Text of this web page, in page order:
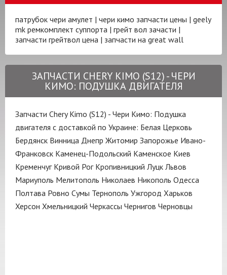
патрубок чери амулет | чери кимо запчасти цены | geely
mk ремкомплект суппорта | грейт вол зачасти |
запчасти грейтвол цена | запчасти на great wall
ЗАПЧАСТИ CHERY KIMO (S12) - ЧЕРИ
КИМО: ПОДУШКА ДВИГАТЕЛЯ
Запчасти Chery Kimo (S12) - Чери Кимо: Подушка
двигателя с доставкой по Украине: Белая Церковь
Бердянск Винница Днепр Житомир Запорожье Ивано-
Франковск Каменец-Подольский Каменское Киев
Кременчуг Кривой Рог Кропивницкий Луцк Львов
Мариуполь Мелитополь Николаев Никополь Одесса
Полтава Ровно Сумы Тернополь Ужгород Харьков
Херсон Хмельницкий Черкассы Чернигов Черновцы